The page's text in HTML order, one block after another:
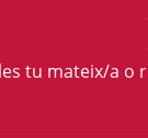
tu mateix/a o